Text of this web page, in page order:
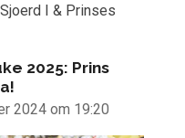
I & Prinses
2025: Prins
2024 om 19:20